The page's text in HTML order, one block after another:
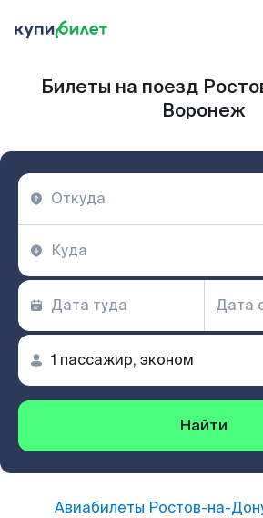
Билеты на поезд
Воронеж
Найти
Авиабилеты Ростов-на-